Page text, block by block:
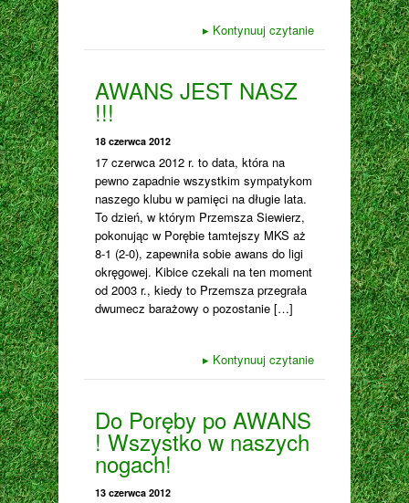
▸ Kontynuuj czytanie
AWANS JEST NASZ
!!!
18 czerwca 2012
17 czerwca 2012 r. to data, która na
pewno zapadnie wszystkim sympatykom
naszego klubu w pamięci na długie lata.
To dzień, w którym Przemsza Siewierz,
pokonując w Porębie tamtejszy MKS aż
8-1 (2-0), zapewniła sobie awans do ligi
okręgowej. Kibice czekali na ten moment
od 2003 r., kiedy to Przemsza przegrała
dwumecz barażowy o pozostanie […]
▸ Kontynuuj czytanie
Do Poręby po AWANS
! Wszystko w naszych
nogach!
13 czerwca 2012